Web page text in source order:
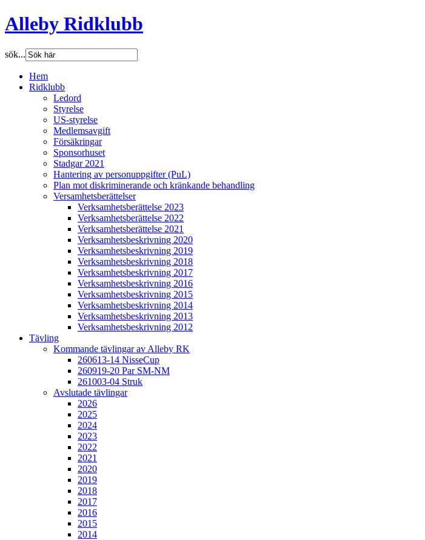
Alleby Ridklubb
sök...
Hem
Ridklubb
Ledord
Styrelse
US-styrelse
Medlemsavgift
Försäkringar
Sponsorhuset
Stadgar 2021
Hantering av personuppgifter (PuL)
Plan mot diskriminerande och kränkande behandling
Versamhetsberättelser
Verksamhetsberättelse 2023
Verksamhetsberättelse 2022
Verksamhetsberättelse 2021
Verksamhetsbeskrivning 2020
Verksamhetsbeskrivning 2019
Verksamhetsbeskrivning 2018
Verksamhetsbeskrivning 2017
Verksamhetsbeskrivning 2016
Verksamhetsbeskrivning 2015
Verksamhetsbeskrivning 2014
Verksamhetsbeskrivning 2013
Verksamhetsbeskrivning 2012
Tävling
Kommande tävlingar av Alleby RK
260613-14 NisseCup
260919-20 Par SM-NM
261003-04 Struk
Avslutade tävlingar
2026
2025
2024
2023
2022
2021
2020
2019
2018
2017
2016
2015
2014